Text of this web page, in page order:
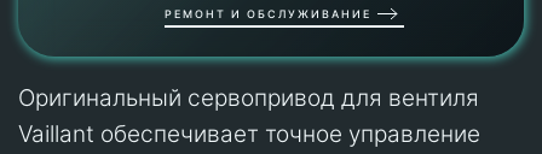
РЕМОНТ И ОБСЛУЖИВАНИЕ
Оригинальный сервопривод для вентиля
Vaillant обеспечивает точное управление